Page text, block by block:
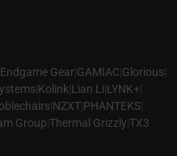
Endgame Gear|GAMIAC|Glorious|
|Kolink|Lian Li|LYNK+|
|NZXT|PHANTEKS|
Group|Thermal Grizzly|TX3